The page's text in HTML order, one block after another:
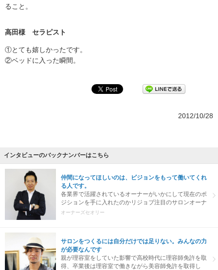
ること。
高田様 セラピスト
①とても嬉しかったです。
②ベッドに入った瞬間。
2012/10/28
インタビューのバックナンバーはこちら
仲間になってほしいのは、ビジョンをもって働いてくれ
る人です。
各業界で活躍されているオーナーがいかにして現在のポ
ジションを手に入れたのかリジョブ注目のサロンオーナ
ーをゲストにお迎えしてオーナーまでの道のりを語って
オーナーズセオリー
サロンをつくるには自分だけでは足りない。みんなの力
が必要なんです
親が理容室をしていた影響で高校時代に理容師免許を取
得、卒業後は理容室で働きながら美容師免許を取得し